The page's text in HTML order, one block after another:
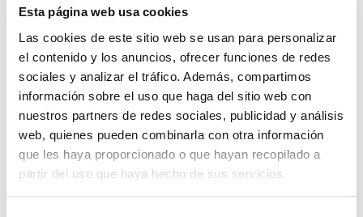
Esta página web usa cookies
Las cookies de este sitio web se usan para personalizar
el contenido y los anuncios, ofrecer funciones de redes
sociales y analizar el tráfico. Además, compartimos
información sobre el uso que haga del sitio web con
nuestros partners de redes sociales, publicidad y análisis
web, quienes pueden combinarla con otra información
que les haya proporcionado o que hayan recopilado a
partir del uso que haya hecho de sus servicios.
El diario de Álex 3: ¡Álex,
cámara y acción!
Gente Común Perdidos y
Hallados